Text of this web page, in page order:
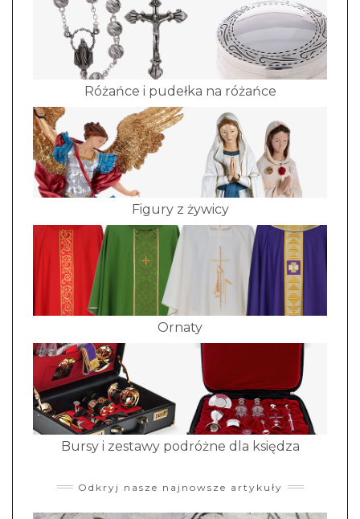
Różańce i pudełka na różańce
Figury z żywicy
Ornaty
Bursy i zestawy podróżne dla księdza
Odkryj nasze najnowsze artykuły